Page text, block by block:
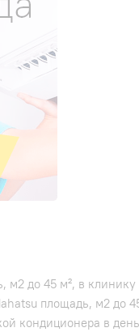
до 45 м², в
площадь, м2 до
кондиционера в